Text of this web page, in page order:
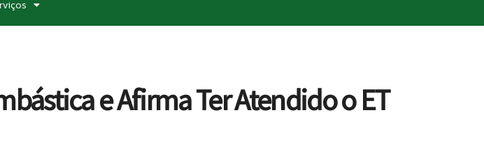
e Afirma Ter Atendido o ET